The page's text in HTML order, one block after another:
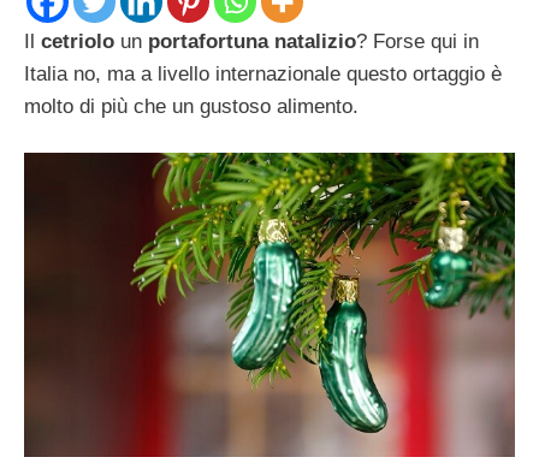
Il cetriolo un portafortuna natalizio? Forse qui in
Italia no, ma a livello internazionale questo ortaggio è
molto di più che un gustoso alimento.